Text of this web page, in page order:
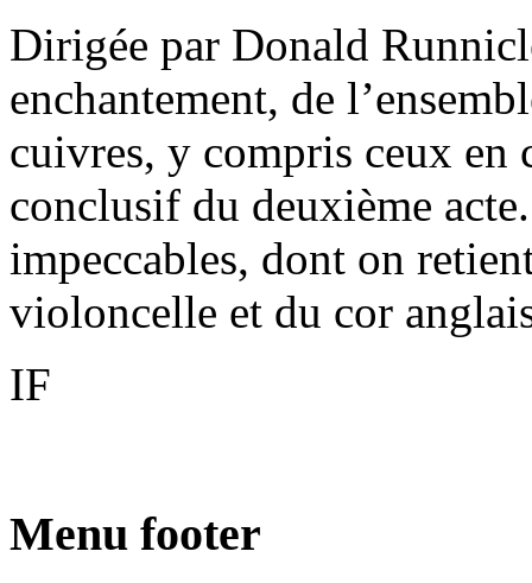
Dirigée par Donald
enchantement, de
cuivres, y compris ceux en
conclusif du deuxième
impeccables, dont on
violoncelle et du cor
IF
Menu footer